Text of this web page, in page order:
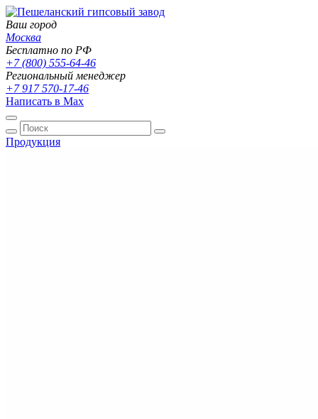
Ваш город
Москва
Бесплатно по РФ
+7 (800) 555-64-46
Региональный менеджер
+7 917 570-17-46
Написать в Max
Продукция